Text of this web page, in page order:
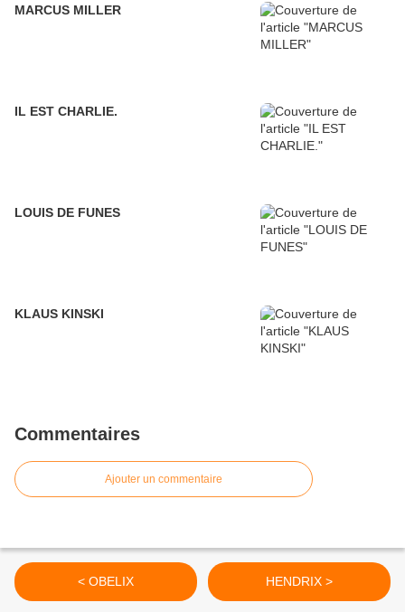
MARCUS MILLER
IL EST CHARLIE.
LOUIS DE FUNES
KLAUS KINSKI
Commentaires
Ajouter un commentaire
< OBELIX HENDRIX >